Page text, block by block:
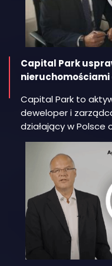
Capital Park
nieruchomościami
Capital Park to
deweloper i
działający w Polsce